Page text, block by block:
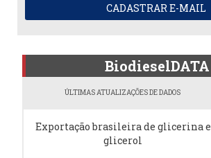
CADASTRAR E-MAIL
BiodieselDATA
ÚLTIMAS ATUALIZAÇÕES DE DADOS
Exportação brasileira de glicerina e
glicerol